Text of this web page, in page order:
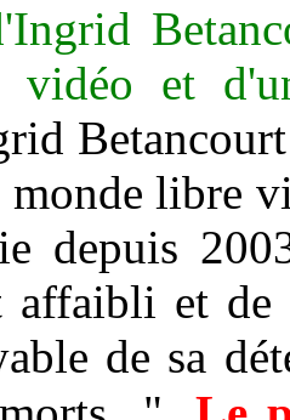
vidéo et
libre
depuis
affaibli et de
de sa